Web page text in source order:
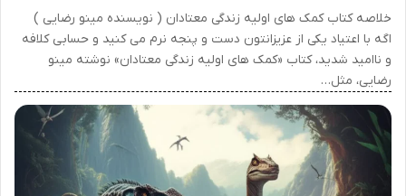
خلاصه کتاب کمک های اولیه زندگی معتادان ( نویسنده مینو رضایی )
اگه با اعتیاد یکی از عزیزانتون دست و پنجه نرم می کنید و حسابی کلافه
و ناامید شدید، کتاب «کمک های اولیه زندگی معتادان» نوشته مینو
رضایی، مثل…